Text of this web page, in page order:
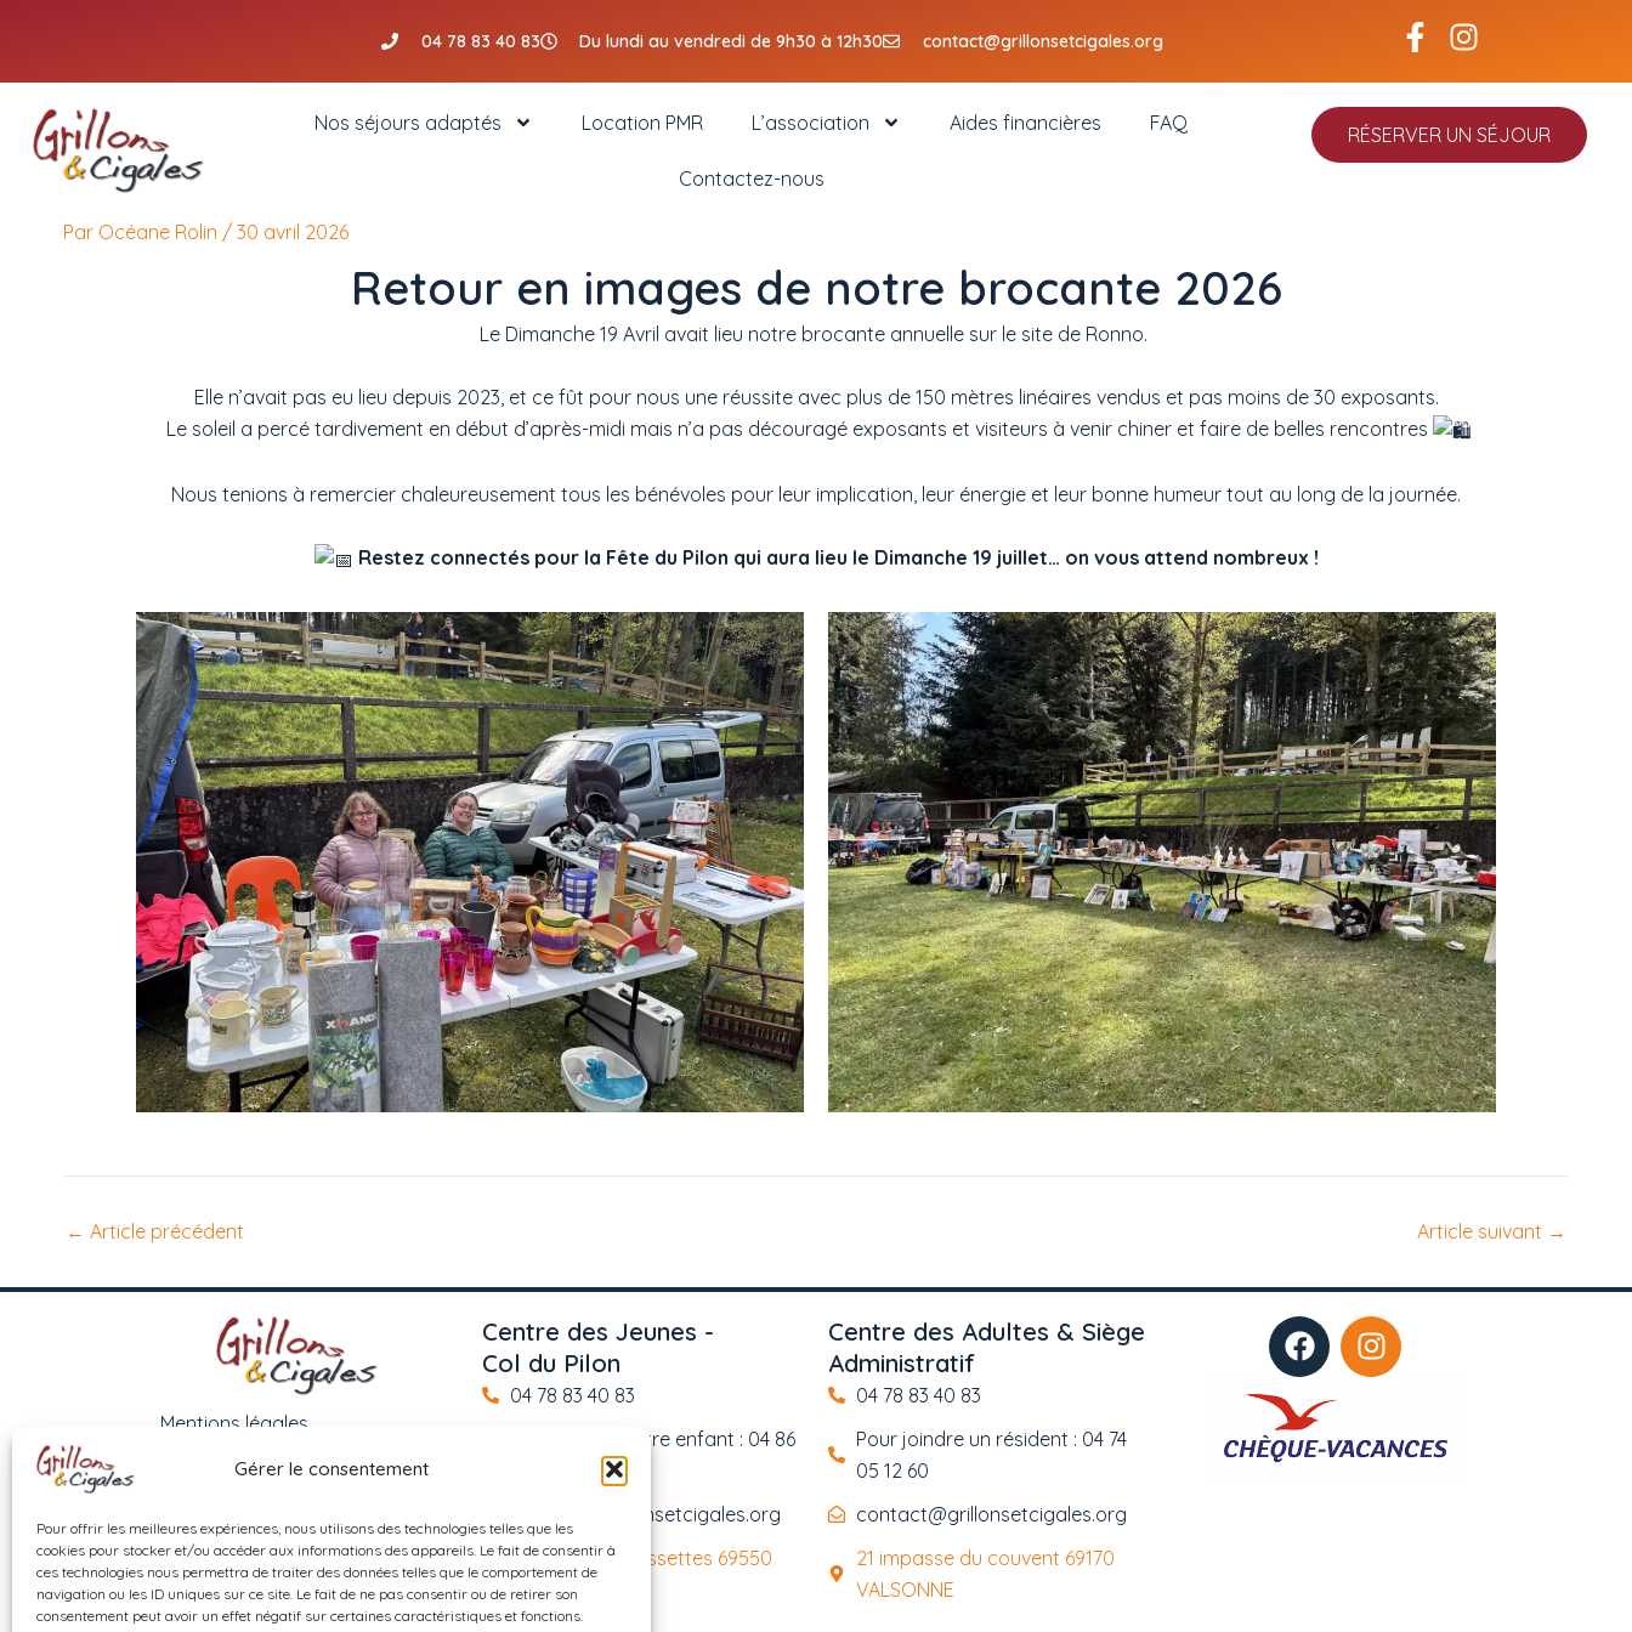
Gérer le consentement
Pour offrir les meilleures expériences, nous utilisons des technologies telles que les
cookies pour stocker et/ou accéder aux informations des appareils. Le fait de consentir à
ces technologies nous permettra de traiter des données telles que le comportement de
navigation ou les ID uniques sur ce site. Le fait de ne pas consentir ou de retirer son
consentement peut avoir un effet négatif sur certaines caractéristiques et fonctions.
contenu
04 78 83 40 83 Du lundi au vendredi de 9h30 à 12h30 contact@grillonsetcigales.org
Facebook-
Instagram
Nos séjours adaptés Location PMR L’association Aides financières FAQ
Contactez-nous
RÉSERVER UN SÉJOUR
Par Océane Rolin / 30 avril 2026
Retour en images de notre brocante 2026
Le Dimanche 19 Avril avait lieu notre brocante annuelle sur le site de Ronno.
Elle n’avait pas eu lieu depuis 2023, et ce fût pour nous une réussite avec plus de 150 mètres linéaires vendus et pas moins de 30 exposants.
Le soleil a percé tardivement en début d’après-midi mais n’a pas découragé exposants et visiteurs à venir chiner et faire de belles rencontres
Nous tenions à remercier chaleureusement tous les bénévoles pour leur implication, leur énergie et leur bonne humeur tout au long de la journée.
Restez connectés pour la Fête du Pilon qui aura lieu le Dimanche 19 juillet… on vous attend nombreux !
← Article précédent Article suivant →
Mentions légales
Politique de confidentialité
Politique de cookies (UE)
FAQ
Centre des Jeunes -
Col du Pilon
04 78 83 40 83
Pour joindre votre enfant : 04 86
contact@grillonsetcigales.org
21 route des cassettes 69550
RONNO
Centre des Adultes & Siège
Administratif
04 78 83 40 83
Pour joindre un résident : 04 74
05 12 60
contact@grillonsetcigales.org
21 impasse du couvent 69170
VALSONNE
F
a
e
b
I
n
a